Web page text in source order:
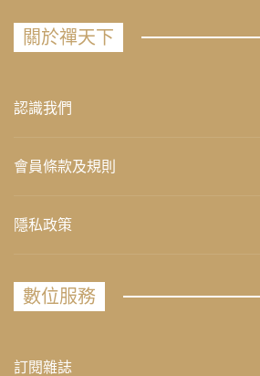
關於禪天下
認識我們
會員條款及規則
隱私政策
數位服務
訂閱雜誌